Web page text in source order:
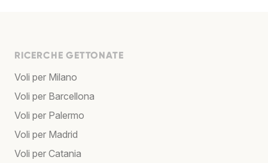
RICERCHE GETTONATE
Voli per Milano
Voli per Barcellona
Voli per Palermo
Voli per Madrid
Voli per Catania